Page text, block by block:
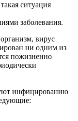
ситуация
заболевания.
вирус
ни одним из
пожизненно
инфицированию